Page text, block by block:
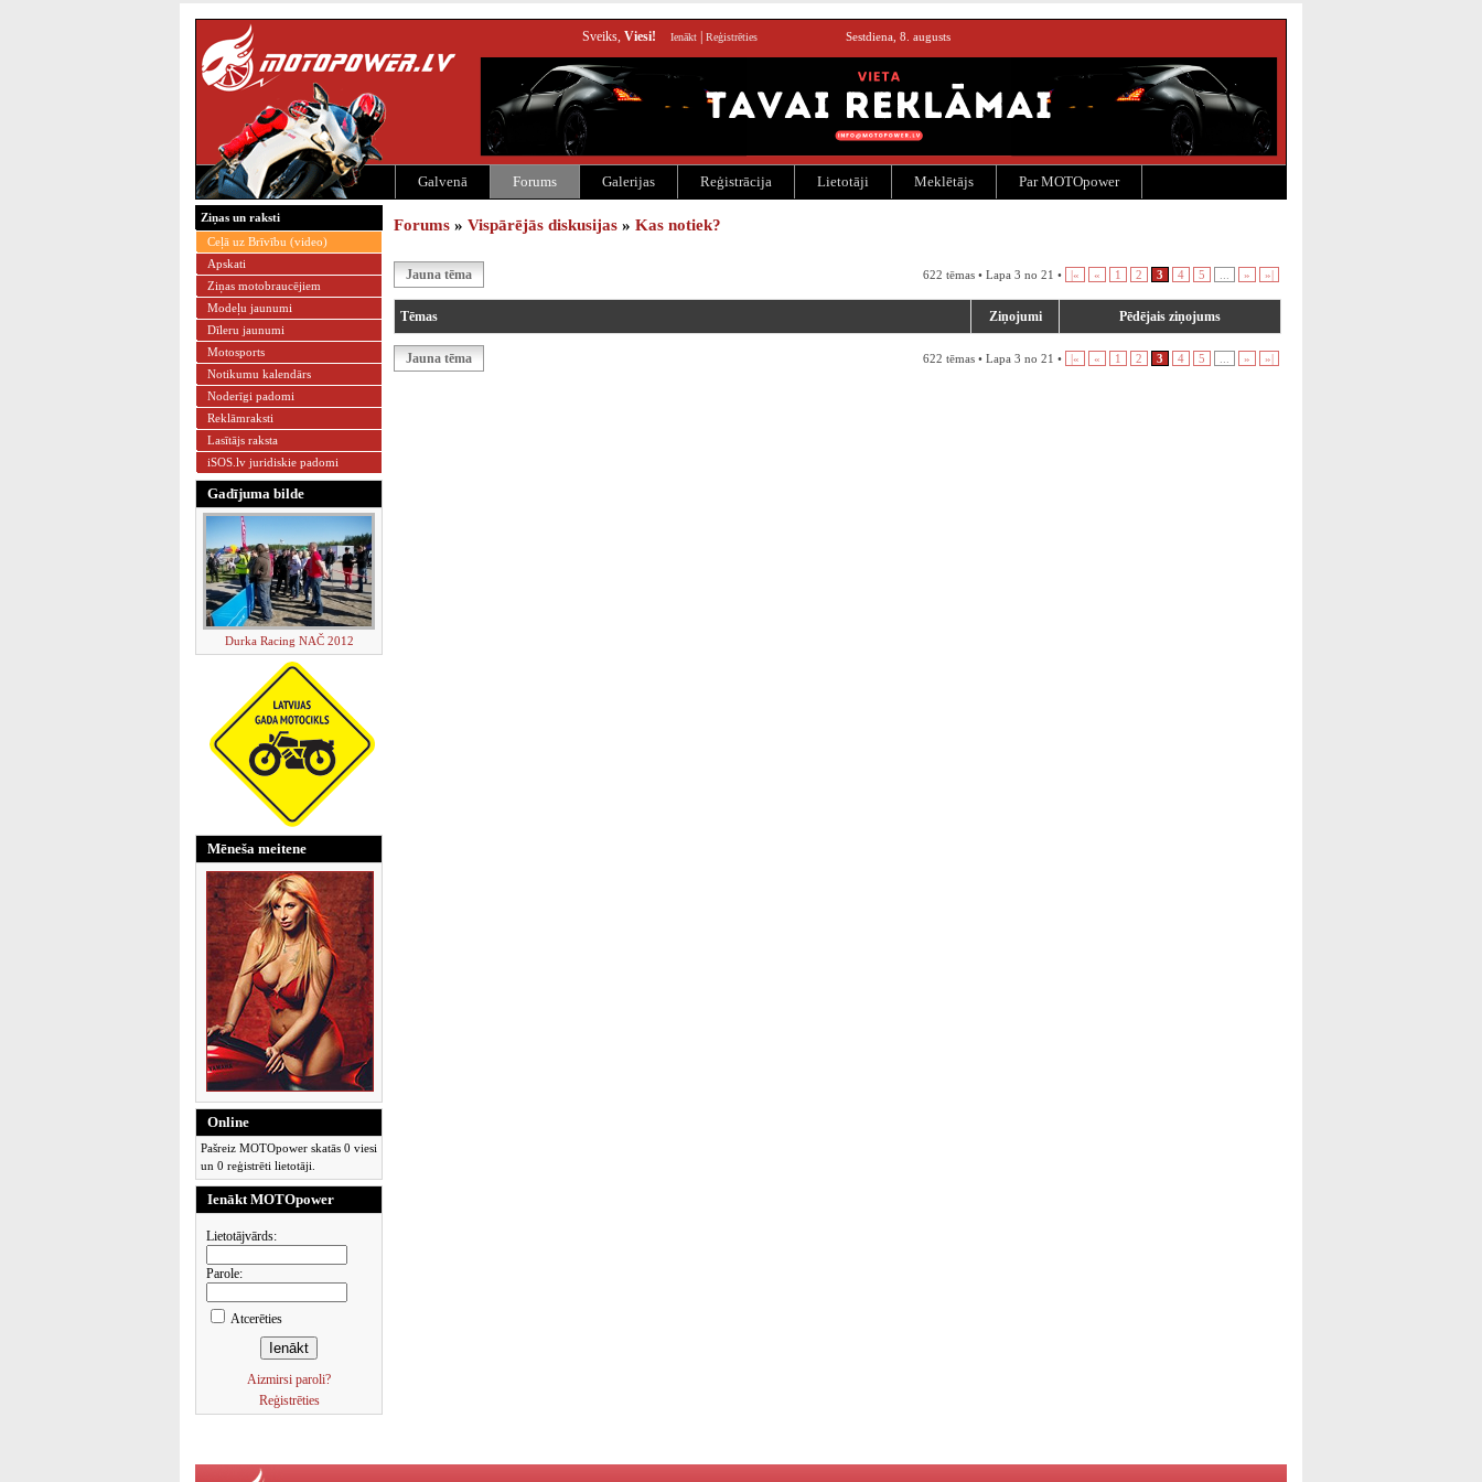
Sveiks, Viesi! Ienākt Reģistrēties Sestdiena, 8. augusts
Galvenā Forums Galerijas Reģistrācija Lietotāji Meklētājs Par MOTOpower
Ziņas un raksti
Ceļā uz Brīvību (video)
Apskati
Ziņas motobraucējiem
Modeļu jaunumi
Dīleru jaunumi
Motosports
Notikumu kalendārs
Noderīgi padomi
Reklāmraksti
Lasītājs raksta
iSOS.lv juridiskie padomi
Gadījuma bilde
Durka Racing NAČ 2012
Mēneša meitene
Online
Pašreiz MOTOpower skatās 0 viesi
un 0 reģistrēti lietotāji.
Ienākt MOTOpower
Lietotājvārds:
Parole:
Atcerēties
Aizmirsi paroli?
Reģistrēties
Forums » Vispārējās diskusijas » Kas notiek?
Jauna tēma 622 tēmas • Lapa 3 no 21 • |« « 1 2 3 4 5 » »|
Tēmas Ziņojumi Pēdējais ziņojums
Jauna tēma 622 tēmas • Lapa 3 no 21 • |« « 1 2 3 4 5 » »|